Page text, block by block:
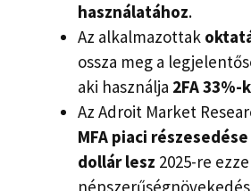
használatához.
Az alkalmazottak
ossza meg a
aki használja 2FA 33%-
Az Adroit Market
MFA piaci
dollár lesz 2025-re